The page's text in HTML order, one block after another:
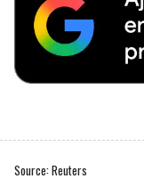
Source: Reuters